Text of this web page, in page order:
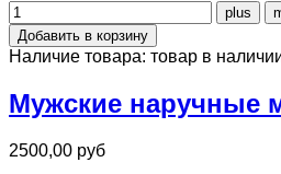
Наличие товара: товар в
Мужские наручные
2500,00 руб